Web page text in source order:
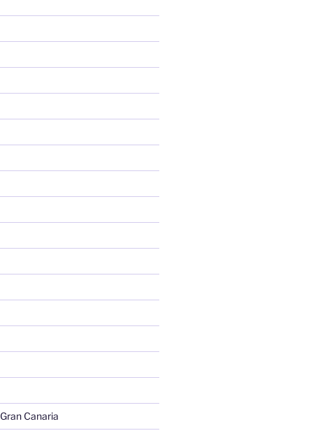
Canaria